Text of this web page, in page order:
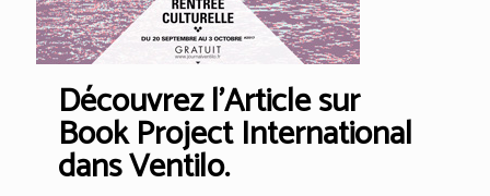
Découvrez l’Article sur
Book Project International
dans Ventilo.